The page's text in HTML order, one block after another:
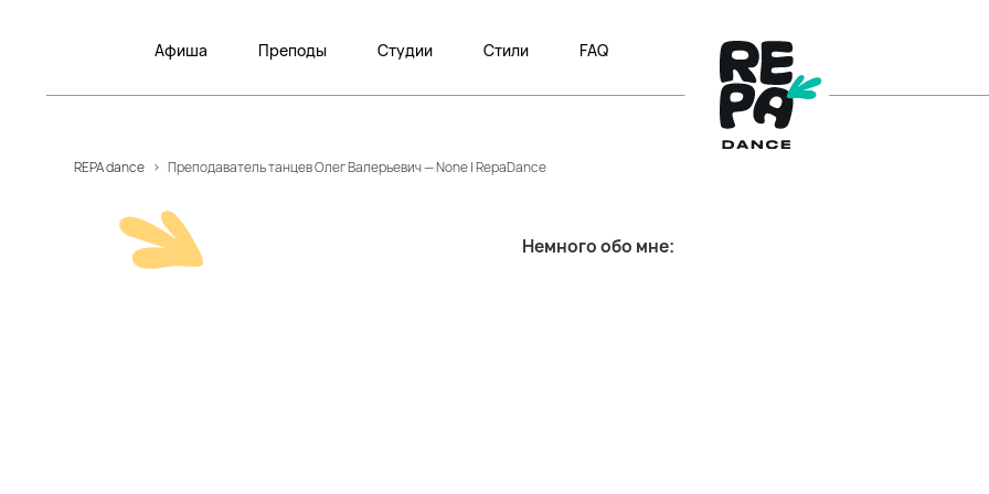
Афиша Преподы Студии Стили FAQ
REPA dance > Преподаватель танцев Олег Валерьевич — None | RepaDance
Немного обо мне: